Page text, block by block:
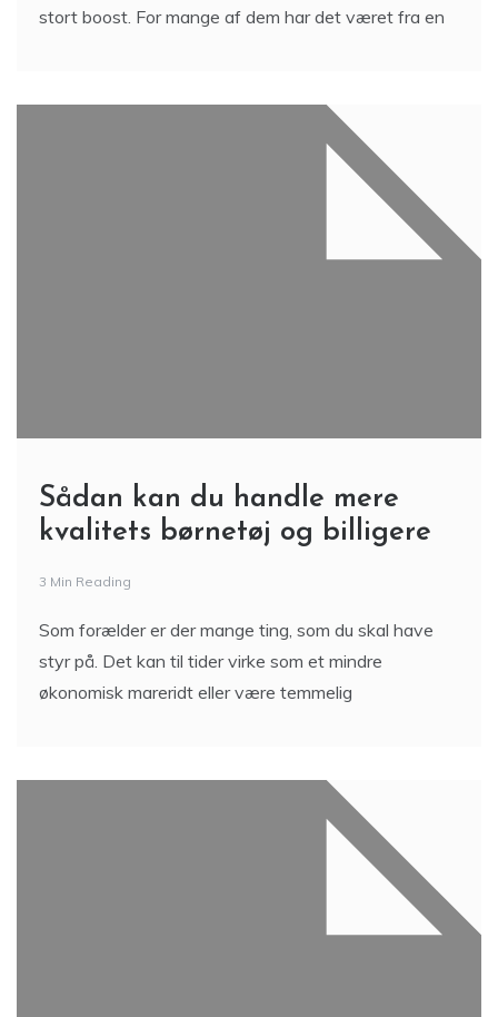
stort boost. For mange af dem har det været fra en
Sådan kan du handle mere
kvalitets børnetøj og billigere
3 Min Reading
Som forælder er der mange ting, som du skal have
styr på. Det kan til tider virke som et mindre
økonomisk mareridt eller være temmelig